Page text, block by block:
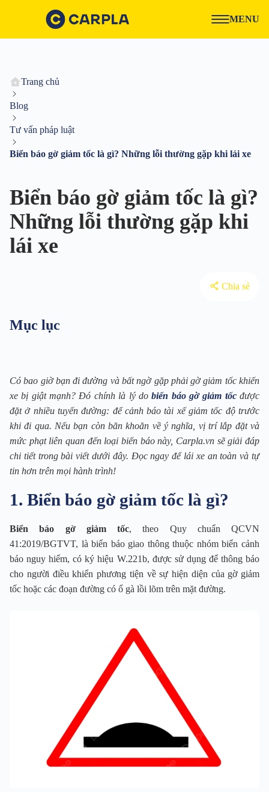
MENU
Trang chủ
Blog
Tư vấn pháp luật
Biển báo gờ giảm tốc là gì? Những lỗi thường gặp khi lái xe
Biển báo gờ giảm tốc là gì?
Những lỗi thường gặp khi
lái xe
Chia sẻ
Có bao giờ bạn đi đường và bất ngờ gặp phải gờ giảm tốc khiến
xe bị giật mạnh? Đó chính là lý dobiển báo gờ giảm tốcđược
đặt ở nhiều tuyến đường: để cảnh báo tài xế giảm tốc độ trước
khi đi qua. Nếu bạn còn băn khoăn về ý nghĩa, vị trí lắp đặt và
mức phạt liên quan đến loại biển báo này, Carpla.vn sẽ giải đáp
chi tiết trong bài viết dưới đây. Đọc ngay để lái xe an toàn và tự
tin hơn trên mọi hành trình!
1. Biển báo gờ giảm tốc là gì?
Biển báo gờ giảm tốc, theo Quy chuẩn QCVN
41:2019/BGTVT, là biển báo giao thông thuộc nhóm biển cảnh
báo nguy hiểm, có ký hiệu W.221b, được sử dụng để thông báo
cho người điều khiển phương tiện về sự hiện diện của gờ giảm
tốc hoặc các đoạn đường có ổ gà lồi lõm trên mặt đường.
Mục lục